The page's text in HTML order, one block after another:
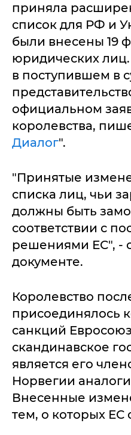
приняла
список для РФ и
были внесены 19
юридических
в поступившем в
официальном
королевства,
Диалог".
"Принятые
списка лиц, чьи
должны быть
соответствии с
решениями ЕС", -
документе.
Королевство
присоединялось
санкций
скандинавское
является его
Норвегии
Внесенные
тем, о которых ЕС